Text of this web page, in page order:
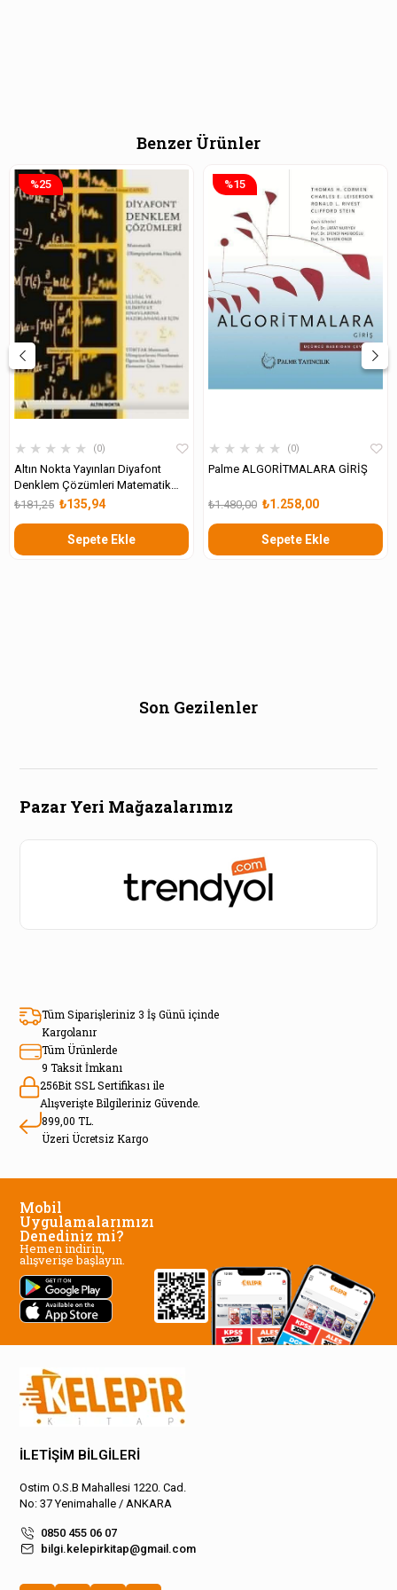
Benzer Ürünler
★ ★ ★ ★ ★ 0
Altın Nokta Yayınları Diyafont
Denklem Çözümleri Matematik
Olimpiyatlarına Hazırlık
₺135,94
₺181,25
Sepete Ekle
%25
★ ★ ★ ★ ★ 0
Palme ALGORİTMALARA GİRİŞ
₺1.258,00
₺1.480,00
Sepete Ekle
%15
Son Gezilenler
Pazar Yeri Mağazalarımız
Tüm Siparişleriniz 3 İş Günü içinde
Kargolanır
Tüm Ürünlerde
9 Taksit İmkanı
256Bit SSL Sertifikası ile
Alışverişte Bilgileriniz Güvende.
899,00 TL.
Üzeri Ücretsiz Kargo
Mobil
Uygulamalarımızı
Denediniz mi?
Hemen indirin,
alışverişe başlayın.
İLETİŞİM BİLGİLERİ
Ostim O.S.B Mahallesi 1220. Cad.
No: 37 Yenimahalle / ANKARA
0850 455 06 07
bilgi.kelepirkitap@gmail.com